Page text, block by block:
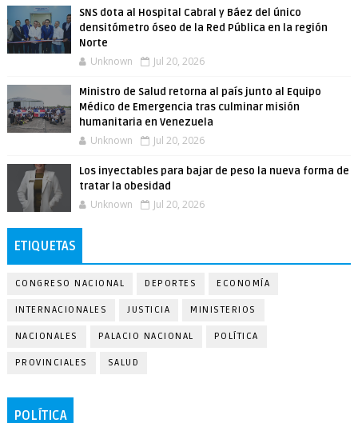
SNS dota al Hospital Cabral y Báez del único
densitómetro óseo de la Red Pública en la región
Norte
Unknown Jul 20, 2026
Ministro de Salud retorna al país junto al Equipo
Médico de Emergencia tras culminar misión
humanitaria en Venezuela
Unknown Jul 20, 2026
Los inyectables para bajar de peso la nueva forma de
tratar la obesidad
Unknown Jul 20, 2026
ETIQUETAS
CONGRESO NACIONAL DEPORTES ECONOMÍA
INTERNACIONALES JUSTICIA MINISTERIOS
NACIONALES PALACIO NACIONAL POLÍTICA
PROVINCIALES SALUD
POLÍTICA